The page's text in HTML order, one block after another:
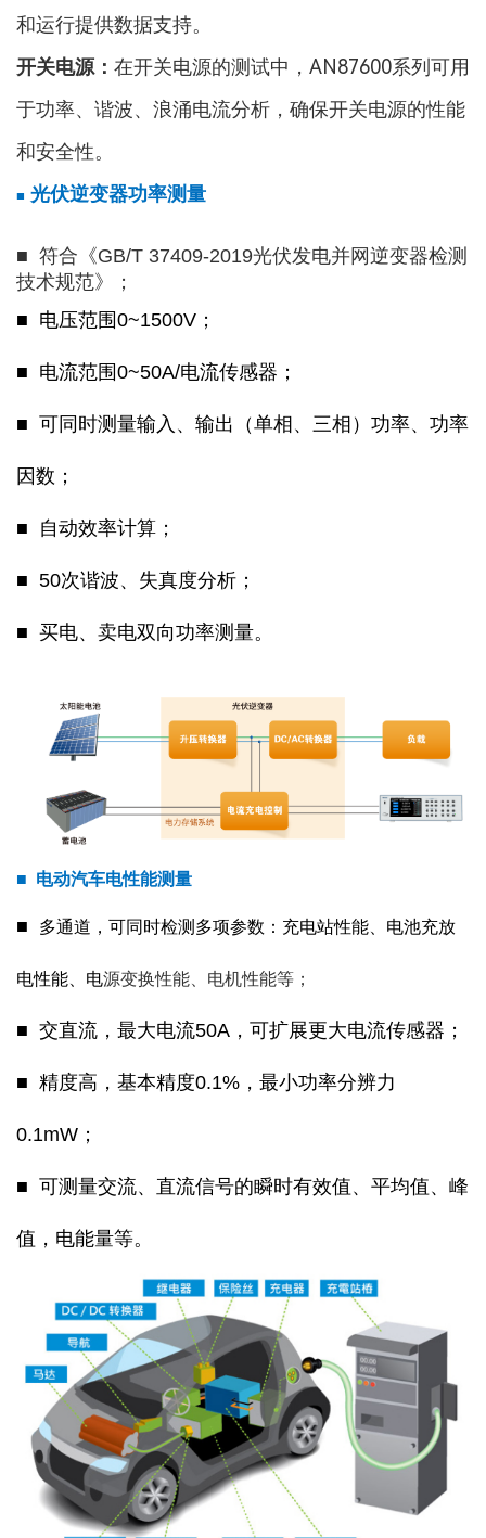
和运行提供数据支持。
开关电源： 在开关电源的测试中， AN87600系列可用
于功率、谐波、浪涌电流分析，确保开关电源的性能
和安全性。
■ 光伏逆变器功率测量
■ 符合《GB/T 37409-2019光伏发电并网逆变器检测
技术规范》；
■ 电压范围0~1500V；
■ 电流范围0~50A/电流传感器；
■ 可同时测量输入、输出（单相、三相）功率、功率
因数；
■ 自动效率计算；
■ 50次谐波、失真度分析；
■ 买电、卖电双向功率测量。
■ 电动汽车电性能测量
■ 多通道，可同时检测多项参数：充电站性能、电池充放
电性能、电源变换性能、电机性能等；
■ 交直流，最大电流50A，可扩展更大电流传感器；
■ 精度高，基本精度0.1%，最小功率分辨力
0.1mW；
■ 可测量交流、直流信号的瞬时有效值、平均值、峰
值，电能量等。